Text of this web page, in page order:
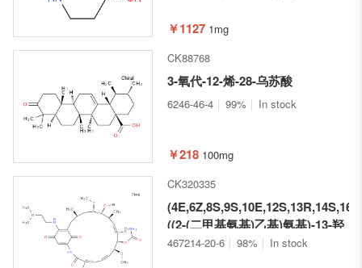
￥1127 1mg
CK88768
3-氧代-12-烯-28-乌苏酸
6246-46-4 99% In stock
￥218 100mg
CK320335
((2-(二甲基氨基)乙基)氨基)-13-羟
基-8,14-二甲氧基-4,10,12,16-四甲
467214-20-6 98% In stock